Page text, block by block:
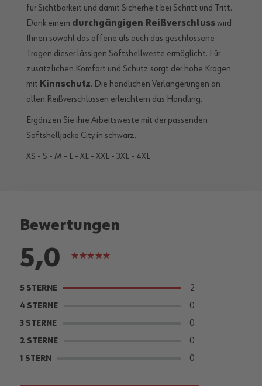
für Sichtbarkeit und damit Sicherheit bei Schritt und Tritt.
Dank einem durchgängigen Reißverschlusswird
Ihnen sowohl das offene als auch das geschlossene
Tragen dieser lässigen Softshellweste ermöglicht. Für
zusätzlichen Komfort und Schutz sorgt der hohe Kragen
mit Kinnschutz. Die handlichen Verlängerungen an
allen Reißverschlüssen erleichtern das Handling.
Ergänzen Sie ihre Arbeitsweste mit der passenden
Softshelljacke City in schwarz.
XS - S - M - L - XL - XXL - 3XL - 4XL
Bewertungen
5,0
Bewertung:
5 STERNE 2
4 STERNE 0
3 STERNE 0
2 STERNE 0
1 STERN 0